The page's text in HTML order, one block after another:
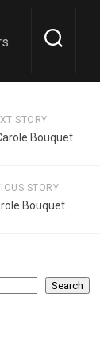
STORY
Bouquet
STORY
Bouquet
Search